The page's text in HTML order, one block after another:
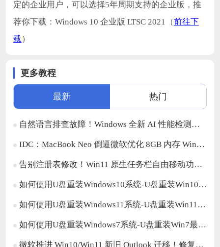
定的企业用户，可以选择5年周期支持的企业版，推
荐你下载：Windows 10 企业版 LTSC 2021（前往下
载）
更多教程
最新 热门
自然语言排查故障！Windows 全新 AI 性能检测功能开启测试
IDC：MacBook Neo 倒逼微软优化 8GB 内存 Win11 设备体验
告别注册表修改！Win11 原生任务栏自由移动功能来了
如何使用U盘重装Windows10系统-U盘重装Win10最简单的方法
如何使用U盘重装Windows11系统-U盘重装Win11最简单的方法
如何使用U盘重装Windows7系统-U盘重装Win7最简单的方法
微软推进 Win10/Win11 新旧 Outlook 迁移！修复自动映射日历问题